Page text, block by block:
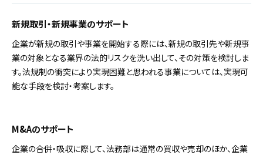
新規取引・新規事業のサポート
企業が新規の取引や事業を開始する際には、新規の取引先や新規事
業の対象となる業界の法的リスクを洗い出して、その対策を検討しま
す。法規制の衝突により実現困難と思われる事業については、実現可
能な手段を検討・考案します。
M&Aのサポート
企業の合併・吸収に際して、法務部は通常の買収や売却のほか、企業